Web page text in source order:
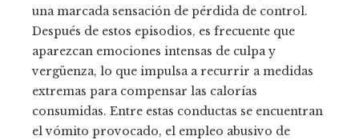
una marcada sensación de pérdida de control.
Después de estos episodios, es frecuente que
aparezcan emociones intensas de culpa y
vergüenza, lo que impulsa a recurrir a medidas
extremas para compensar las calorías
consumidas. Entre estas conductas se encuentran
el vómito provocado, el empleo abusivo de